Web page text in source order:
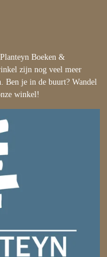
Boeken &
zijn nog veel meer
Ben je in de buurt? Wandel
winkel!